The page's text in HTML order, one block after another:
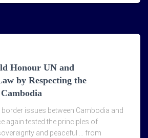
Honour UN and
by Respecting the
issues between Cambodia and
again tested the principles of
and peaceful … from